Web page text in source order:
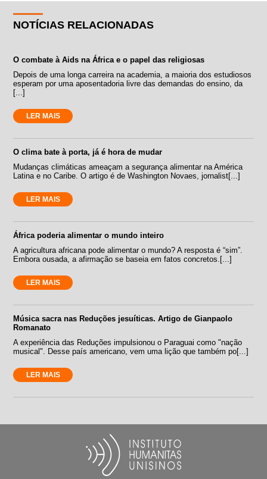
NOTÍCIAS RELACIONADAS
O combate à Aids na África e o papel das religiosas
Depois de uma longa carreira na academia, a maioria dos estudiosos
esperam por uma aposentadoria livre das demandas do ensino, da
[...]
LER MAIS
O clima bate à porta, já é hora de mudar
Mudanças climáticas ameaçam a segurança alimentar na América
Latina e no Caribe. O artigo é de Washington Novaes, jornalist[...]
LER MAIS
África poderia alimentar o mundo inteiro
A agricultura africana pode alimentar o mundo? A resposta é “sim”.
Embora ousada, a afirmação se baseia em fatos concretos.[...]
LER MAIS
Música sacra nas Reduções jesuíticas. Artigo de Gianpaolo
Romanato
A experiência das Reduções impulsionou o Paraguai como "nação
musical". Desse país americano, vem uma lição que também po[...]
LER MAIS